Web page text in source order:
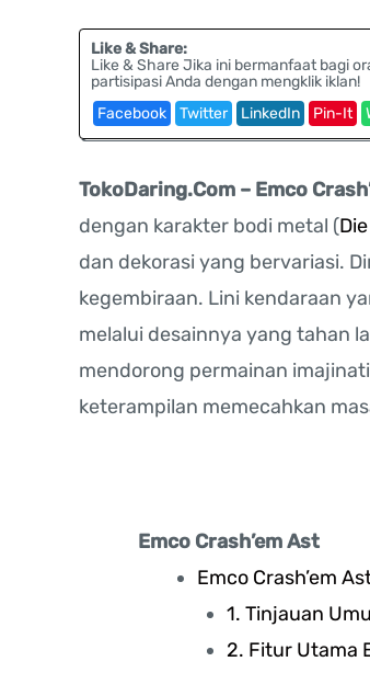
Like & Share:
Like & Share Jika ini bermanfaat bagi
partisipasi Anda dengan mengklik iklan!
Facebook
Twitter LinkedIn Pin-It
TokoDaring.Com – Emco
dengan karakter bodi metal (
dan dekorasi yang bervariasi.
kegembiraan. Lini kendaraan
melalui desainnya yang tahan
mendorong permainan
keterampilan memecahkan
Emco Crash’em Ast
Emco Crash’em
1. Tinjauan
2. Fitur Utama